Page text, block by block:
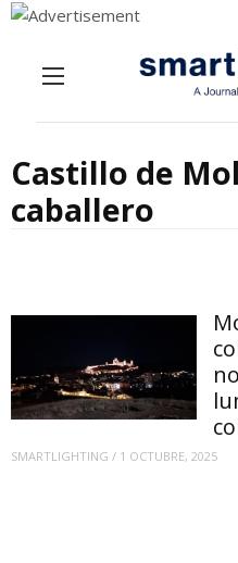
Castillo de
caballero
SMARTLIGHTING / 1 OCTUBRE, 2025